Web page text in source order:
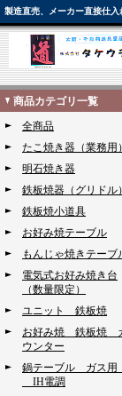
製造直売、メーカー直接仕
商品カテゴリ一覧
全商品
たこ焼き器（業務用）
明石焼き器
鉄板焼器（グリドル）
鉄板焼小道具
お好み焼テーブル
もんじゃ焼きテーブ
電気式お好み焼き台
（数量限定）
ユニット 鉄板焼
お好み焼 鉄板焼
ウンター
鍋テーブル ガス
IH電調